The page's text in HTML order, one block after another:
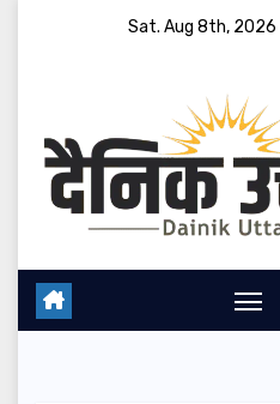
Sat. Aug 8th, 2026